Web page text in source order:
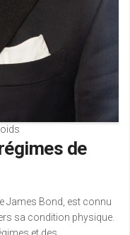
de
James Bond, est connu
sa condition physique.